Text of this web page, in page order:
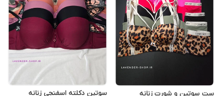
ست سوتین و شورت زنانه
سوتین دکلته اسفنجی زنانه